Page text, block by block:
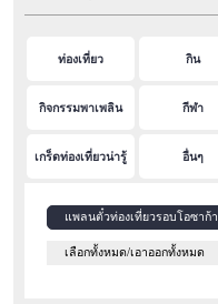
ท่องเที่ยว กิน
กิจกรรมพาเพลิน กีฬา
เกร็ดท่องเที่ยวน่ารู้ อื่นๆ
แพลนตั๋วท่องเที่ยวรอบโอซาก้า
เลือกทั้งหมด/เอาออกทั้งหมด